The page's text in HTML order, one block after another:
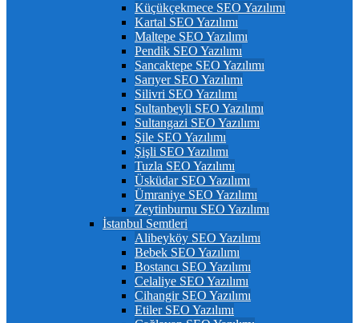
Küçükçekmece SEO Yazılımı
Kartal SEO Yazılımı
Maltepe SEO Yazılımı
Pendik SEO Yazılımı
Sancaktepe SEO Yazılımı
Sarıyer SEO Yazılımı
Silivri SEO Yazılımı
Sultanbeyli SEO Yazılımı
Sultangazi SEO Yazılımı
Şile SEO Yazılımı
Şişli SEO Yazılımı
Tuzla SEO Yazılımı
Üsküdar SEO Yazılımı
Ümraniye SEO Yazılımı
Zeytinburnu SEO Yazılımı
İstanbul Semtleri
Alibeyköy SEO Yazılımı
Bebek SEO Yazılımı
Bostancı SEO Yazılımı
Celaliye SEO Yazılımı
Cihangir SEO Yazılımı
Etiler SEO Yazılımı